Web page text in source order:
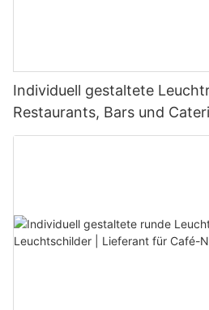
Individuell gestaltete
Restaurants, Bars und
LED-Anzeigetafeln